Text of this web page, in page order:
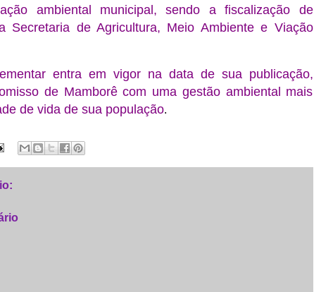
ambiental municipal, sendo a fiscalização de
Secretaria de Agricultura, Meio Ambiente e Viação
entra em vigor na data de sua publicação,
de Mamborê com uma gestão ambiental mais
de vida de sua população.